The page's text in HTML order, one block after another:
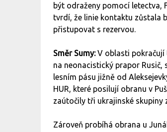
být odraženy pomocí letectva,
tvrdí, že linie kontaktu zůstala
přistupovat s rezervou.
Směr Sumy:V oblasti pokračují
na neonacistický prapor
lesním pásu jižně od
HUR, které posilují obranu v
zaútočily tři ukrajinské
Zároveň probíhá obrana u